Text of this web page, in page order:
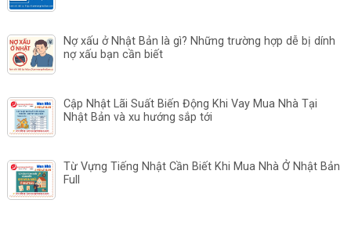
Nợ xấu ở Nhật Bản là gì? Những trường hợp dễ bị dính
nợ xấu bạn cần biết
Cập Nhật Lãi Suất Biến Động Khi Vay Mua Nhà Tại
Nhật Bản và xu hướng sắp tới
Từ Vựng Tiếng Nhật Cần Biết Khi Mua Nhà Ở Nhật Bản
Full